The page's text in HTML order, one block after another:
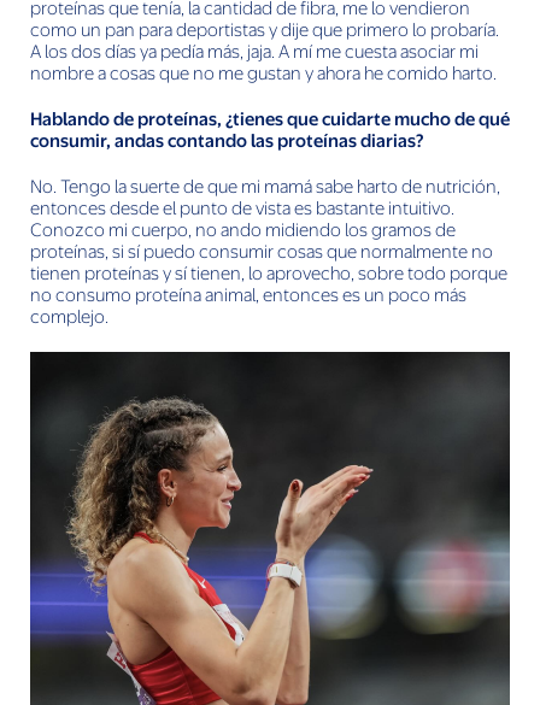
proteínas que tenía, la cantidad de fibra, me lo vendieron
como un pan para deportistas y dije que primero lo probaría.
A los dos días ya pedía más, jaja. A mí me cuesta asociar mi
nombre a cosas que no me gustan y ahora he comido harto.
Hablando de proteínas, ¿tienes que cuidarte mucho de qué
consumir, andas contando las proteínas diarias?
No. Tengo la suerte de que mi mamá sabe harto de nutrición,
entonces desde el punto de vista es bastante intuitivo.
Conozco mi cuerpo, no ando midiendo los gramos de
proteínas, si sí puedo consumir cosas que normalmente no
tienen proteínas y sí tienen, lo aprovecho, sobre todo porque
no consumo proteína animal, entonces es un poco más
complejo.